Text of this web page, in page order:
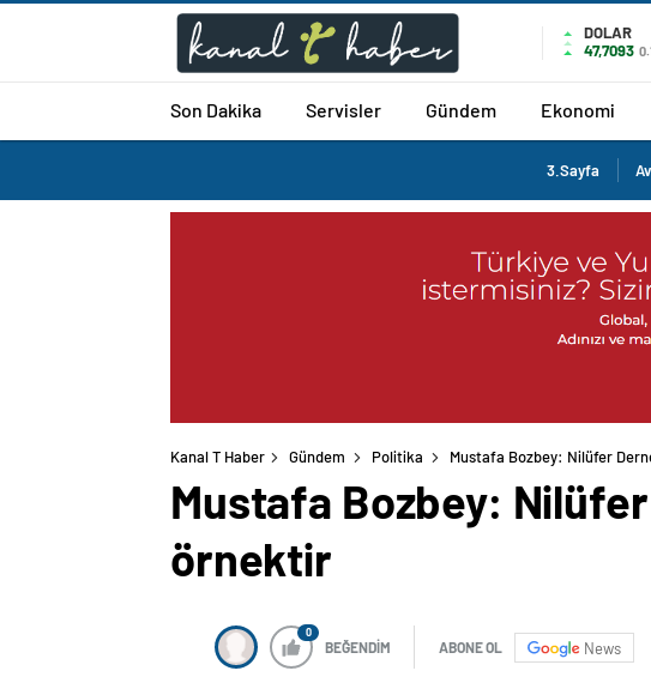
DOLAR
47,7093
Son Dakika Servisler Gündem Ekonomi
3.Sayfa
Kanal T Haber Gündem Politika Mustafa Bozbey: Nilüfer
Mustafa Bozbey:
örnektir
0
BEĞENDİM ABONE OL News